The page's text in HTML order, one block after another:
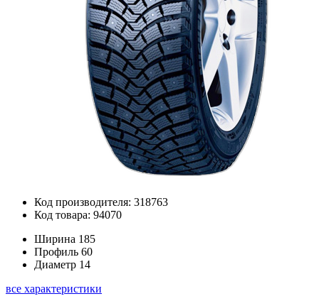
Код производителя: 318763
Код товара: 94070
Ширина 185
Профиль 60
Диаметр 14
все характеристики